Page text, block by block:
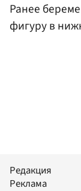
Ранее
фигуру в
Редакция
Реклама